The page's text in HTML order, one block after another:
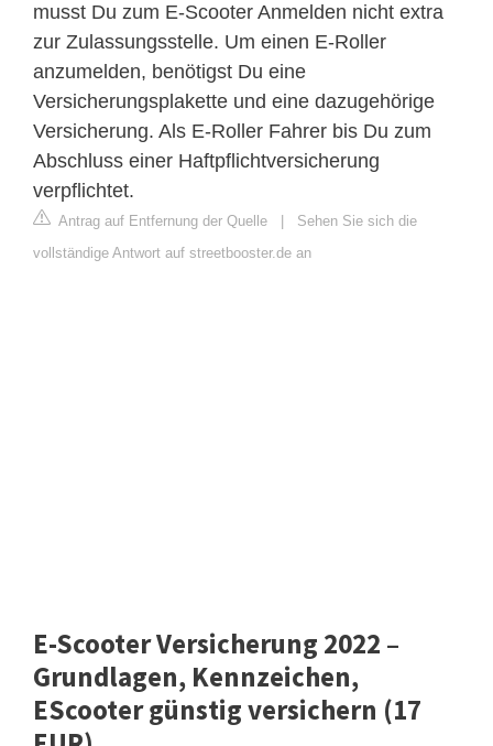
musst Du zum E-Scooter Anmelden nicht extra
zur Zulassungsstelle. Um einen E-Roller
anzumelden, benötigst Du eine
Versicherungsplakette und eine dazugehörige
Versicherung. Als E-Roller Fahrer bis Du zum
Abschluss einer Haftpflichtversicherung
verpflichtet.
Antrag auf Entfernung der Quelle
Sehen Sie sich die
vollständige Antwort auf streetbooster.de an
E-Scooter Versicherung 2022 –
Grundlagen, Kennzeichen,
EScooter günstig versichern (17